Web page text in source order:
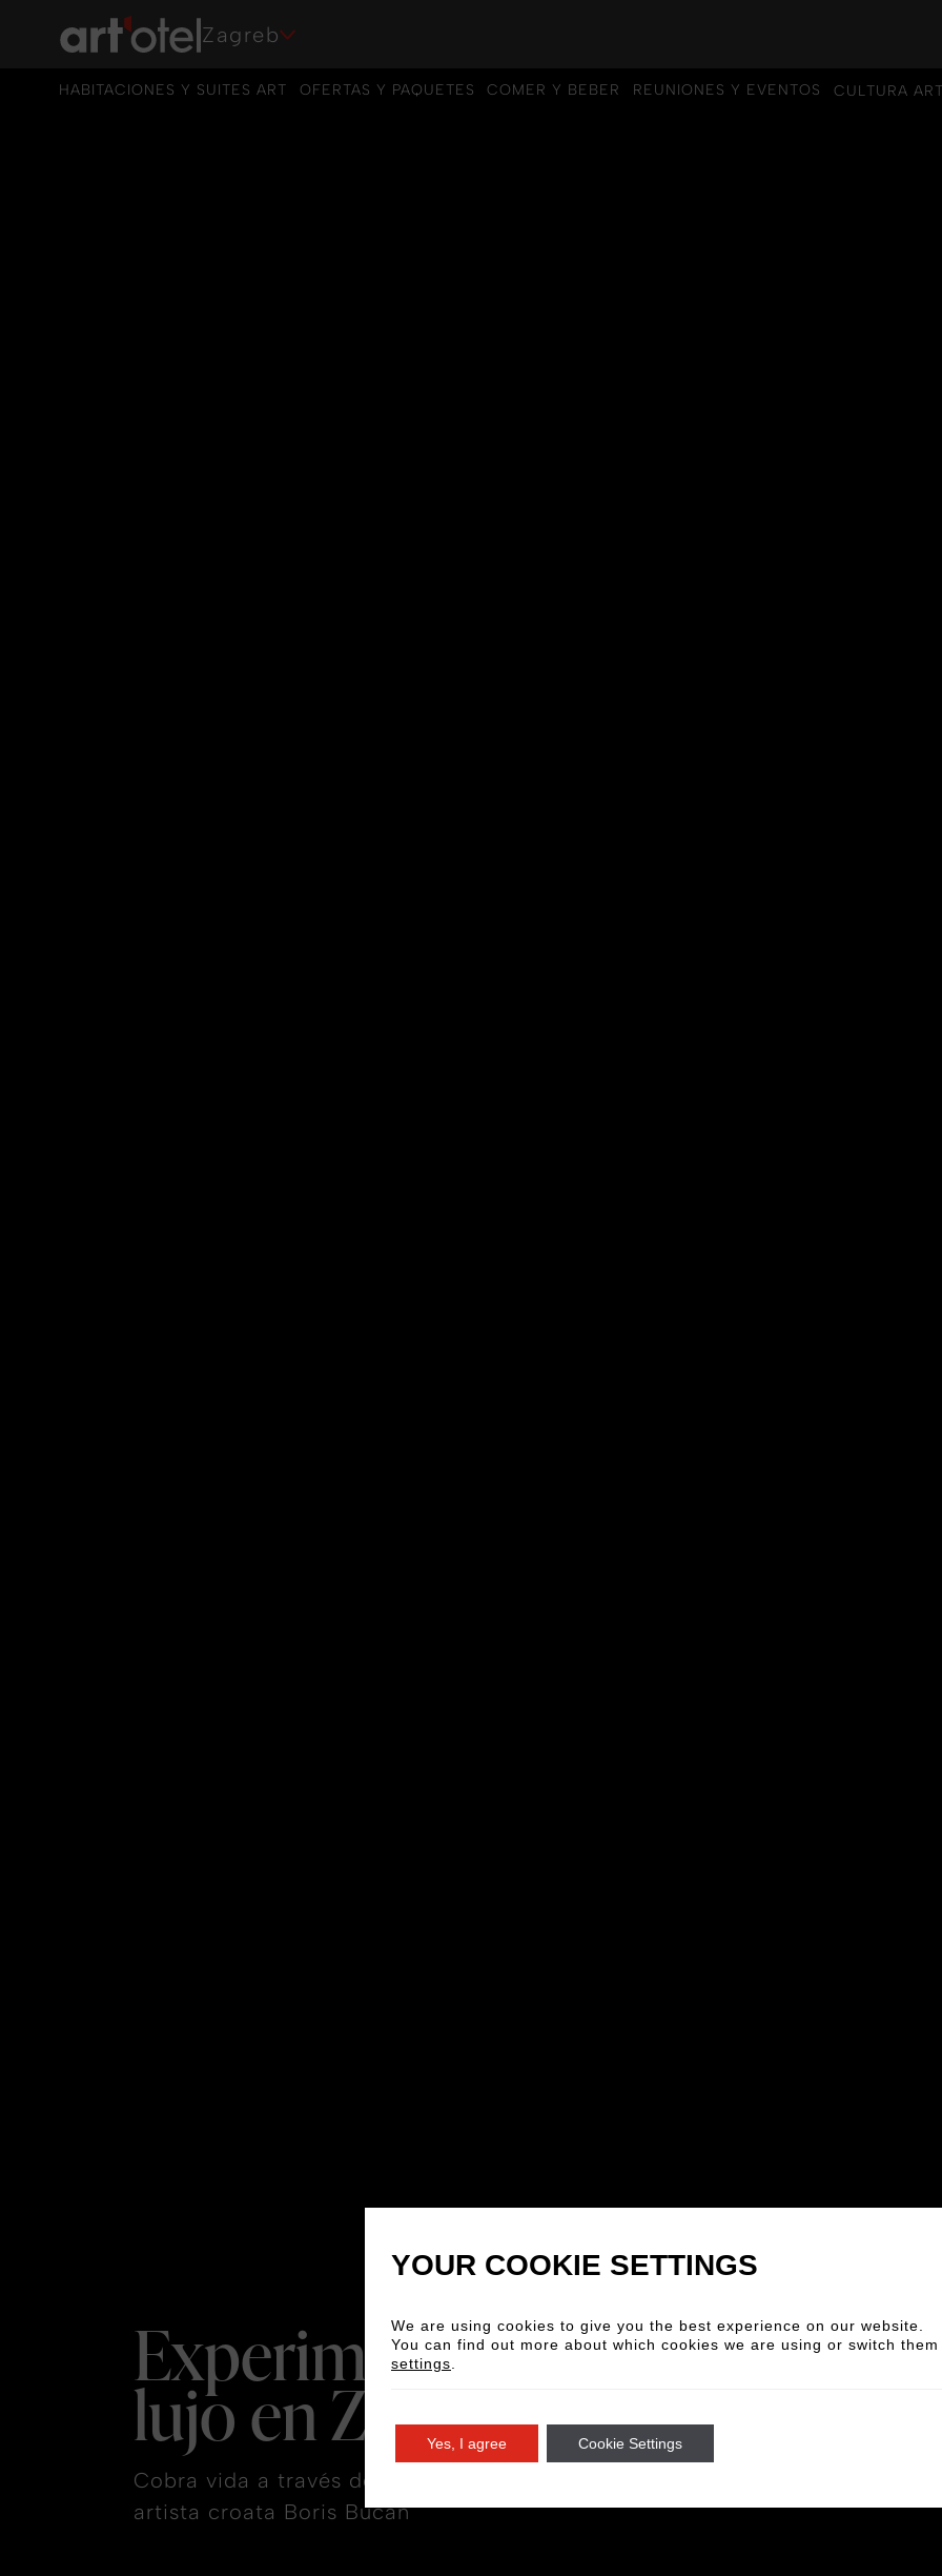
Zagreb
HABITACIONES Y SUITES ART
OFERTAS Y PAQUETES
COMER Y BEBER
REUNIONES Y EVENTOS
CULTURA
Experimenta el
lujo en Zagreb
Cobra vida a través del arte del renombrado
artista croata Boris Bućan
YOUR COOKIE SETTINGS
We are using cookies to give you the best experience on our website.
You can find out more about which cookies we are using or switch
settings
Yes, I agree Cookie Settings